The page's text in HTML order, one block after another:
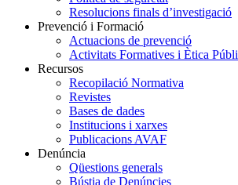
Resolucions finals d’investigació
Prevenció i Formació
Actuacions de prevenció
Activitats Formatives i Ètica
Recursos
Recopilació Normativa
Revistes
Bases de dades
Institucions i xarxes
Publicacions AVAF
Denúncia
Qüestions generals
Bústia de Denúncies